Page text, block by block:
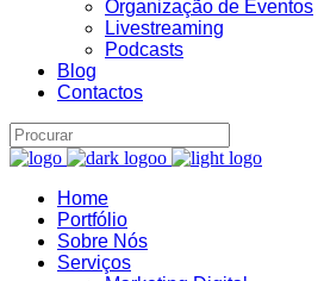
Organização de Eventos
Livestreaming
Podcasts
Blog
Contactos
Home
Portfólio
Sobre Nós
Serviços